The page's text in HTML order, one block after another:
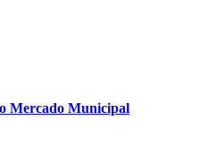
Mercado Municipal